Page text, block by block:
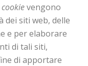
cookievengono
dei siti web, delle
e per elaborare
di tali siti,
di apportare